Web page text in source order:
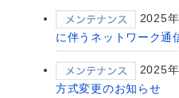
2025
に伴うネットワーク通
2025
方式変更のお知らせ